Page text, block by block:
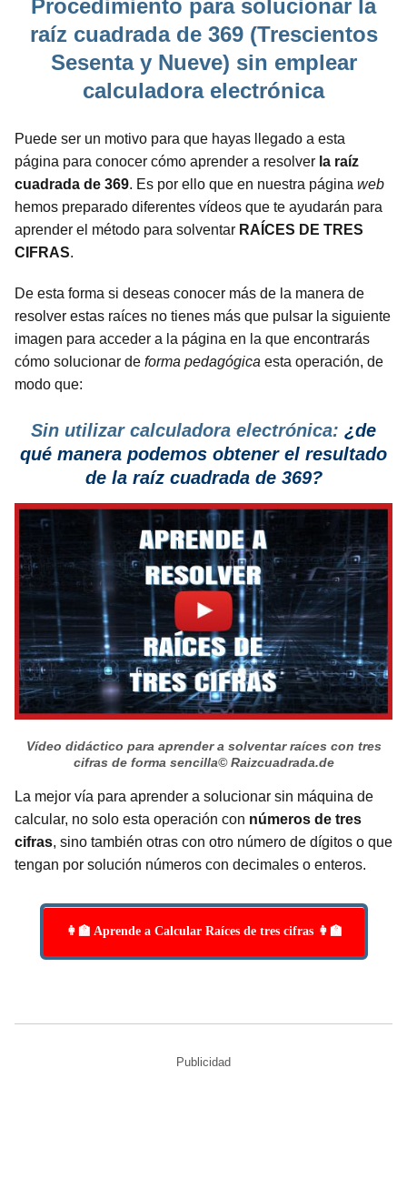
Procedimiento para solucionar la
raíz cuadrada de 369 (Trescientos
Sesenta y Nueve) sin emplear
calculadora electrónica
Puede ser un motivo para que hayas llegado a esta
página para conocer cómo aprender a resolver la raíz
cuadrada de 369. Es por ello que en nuestra página web
hemos preparado diferentes vídeos que te ayudarán para
aprender el método para solventar RAÍCES DE TRES
CIFRAS.
De esta forma si deseas conocer más de la manera de
resolver estas raíces no tienes más que pulsar la siguiente
imagen para acceder a la página en la que encontrarás
cómo solucionar de forma pedagógica esta operación, de
modo que:
Sin utilizar calculadora electrónica: ¿de
qué manera podemos obtener el resultado
de la raíz cuadrada de 369?
Vídeo didáctico para aprender a solventar raíces con tres
cifras de forma sencilla© Raizcuadrada.de
La mejor vía para aprender a solucionar sin máquina de
calcular, no solo esta operación con números de tres
cifras, sino también otras con otro número de dígitos o que
tengan por solución números con decimales o enteros.
👩‍🏫 Aprende a Calcular Raíces de tres cifras 👩‍🏫
Publicidad